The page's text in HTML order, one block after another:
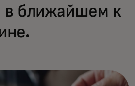
в ближайшем к